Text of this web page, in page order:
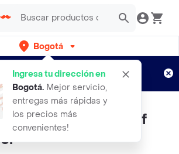
Bogotá
Ingresa tu dirección en
Bogotá. Mejor servicio,
entregas más rápidas y
los precios más
convenientes!
gratis por semanas
Aplican TyC
50 Mos2 Leichtlauf